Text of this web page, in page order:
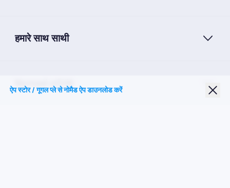
हमारे साथ साथी
Nomad eSIM
ऐप स्टोर / गूगल प्ले से नोमैड ऐप डाउनलोड करें